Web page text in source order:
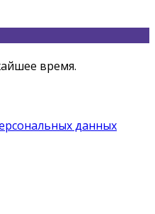
время.
данных